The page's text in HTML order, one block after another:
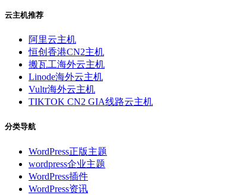
云主机推荐
阿里云主机
恒创香港CN2主机
搬瓦工海外云主机
Linode海外云主机
Vultr海外云主机
TIKTOK CN2 GIA线路云主机
分类导航
WordPress正版主题
wordpress企业主题
WordPress插件
WordPress资讯